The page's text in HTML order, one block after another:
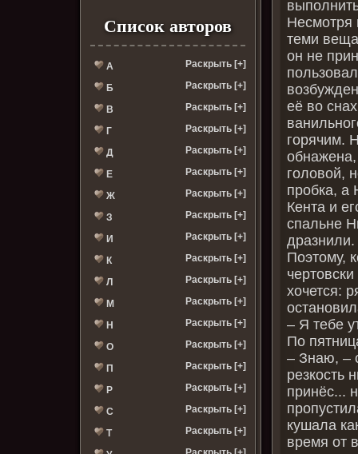
Список авторов
А Раскрыть [+]
Б Раскрыть [+]
В Раскрыть [+]
Г Раскрыть [+]
Д Раскрыть [+]
Е Раскрыть [+]
Ж Раскрыть [+]
З Раскрыть [+]
И Раскрыть [+]
К Раскрыть [+]
Л Раскрыть [+]
М Раскрыть [+]
Н Раскрыть [+]
О Раскрыть [+]
П Раскрыть [+]
Р Раскрыть [+]
С Раскрыть [+]
Т Раскрыть [+]
Несмотря
теми
он не
её во
горячим.
головой,
пробка, а
Кента и
спальне
дразнили.
Поэтому,
хочется:
– Я тебе
По
– Знаю, –
резкость
принёс...
кушала
время от